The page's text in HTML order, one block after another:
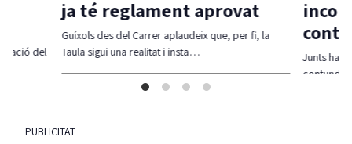
ja té reglament aprovat
Guíxols des del Carrer aplaudeix que, per fi, la
Taula sigui una realitat i insta…
Junts ha
del
PUBLICITAT